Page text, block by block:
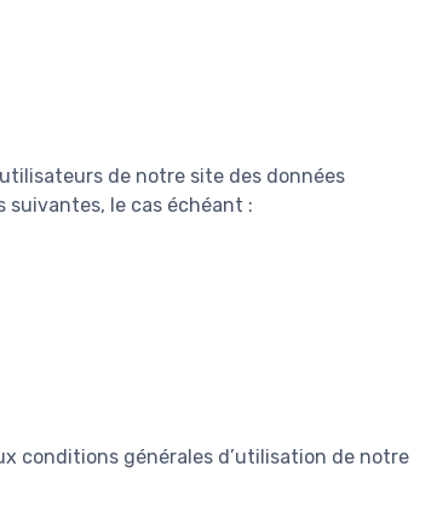
de notre site des données
suivantes, le cas échéant :
conditions générales d’utilisation de notre